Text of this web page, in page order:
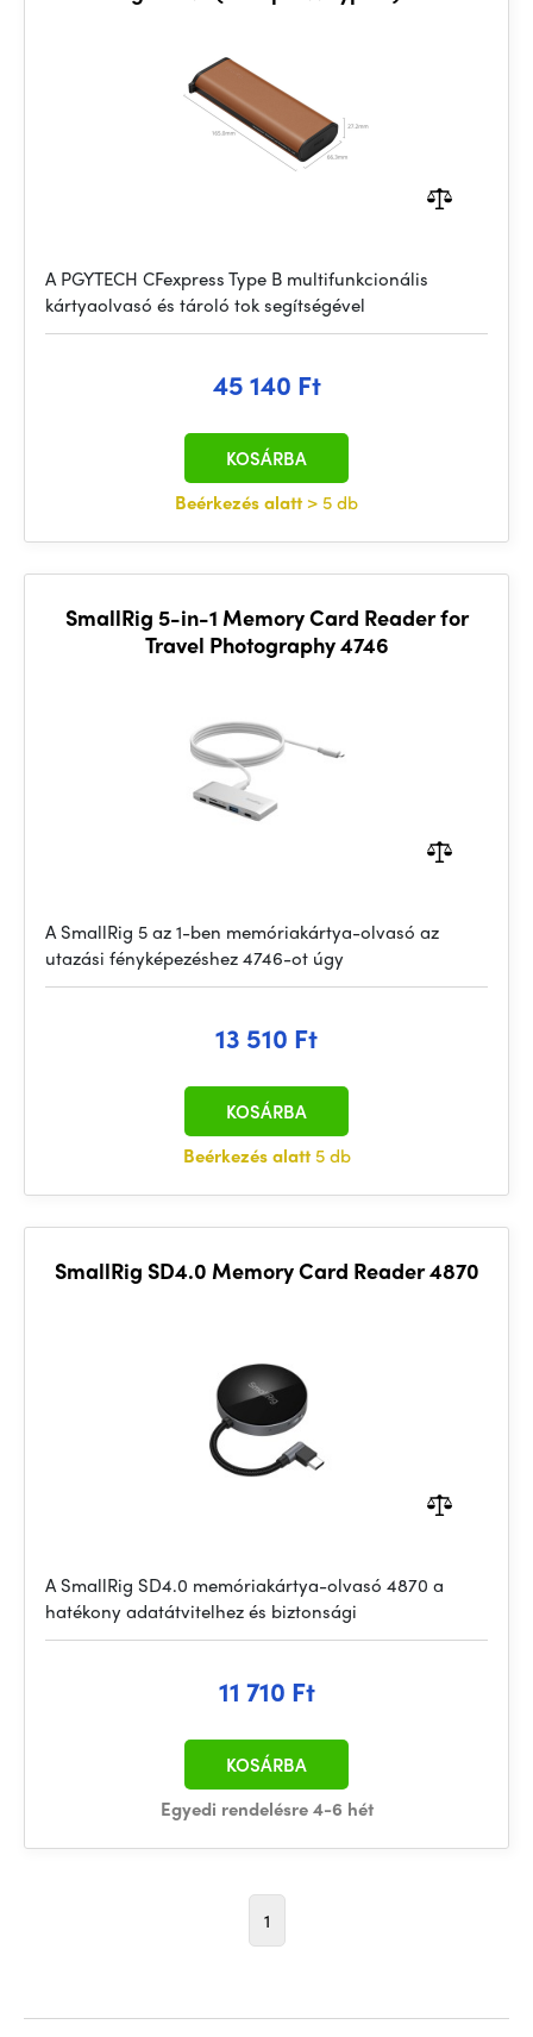
A PGYTECH CFexpress Type B multifunkcionális
kártyaolvasó és tároló tok segítségével
45 140 Ft
Beérkezés alatt> 5 db
KOSÁRBA
SmallRig 5-in-1 Memory Card Reader for
Travel Photography 4746
A SmallRig 5 az 1-ben memóriakártya-olvasó az
utazási fényképezéshez 4746-ot úgy
13 510 Ft
Beérkezés alatt5 db
KOSÁRBA
SmallRig SD4.0 Memory Card Reader 4870
A SmallRig SD4.0 memóriakártya-olvasó 4870 a
hatékony adatátvitelhez és biztonsági
11 710 Ft
Egyedi rendelésre 4-6 hét
KOSÁRBA
1